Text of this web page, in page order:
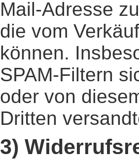
Mail-Adresse
die vom
können.
SPAM-Filtern
oder von
Dritten
3)